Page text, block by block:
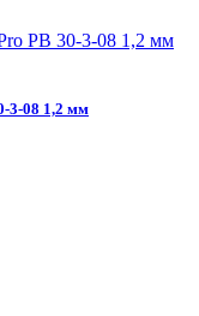
3-08 1,2 мм